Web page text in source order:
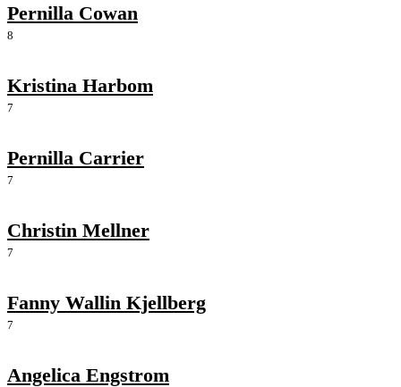
Pernilla Cowan
8
Kristina Harbom
7
Pernilla Carrier
7
Christin Mellner
7
Fanny Wallin Kjellberg
7
Angelica Engstrom